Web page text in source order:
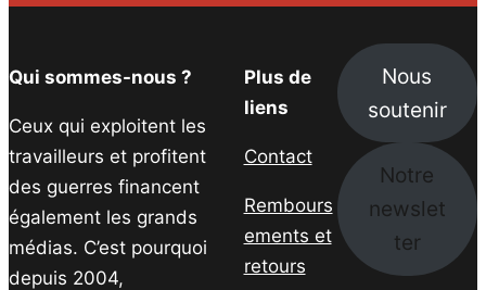
Qui sommes-nous ?
Ceux qui exploitent les
travailleurs et profitent
des guerres financent
également les grands
médias. C’est pourquoi
depuis 2004,
Plus de
liens
Contact
Rembours
ements et
retours
Nous
soutenir
Notre
newslet
ter